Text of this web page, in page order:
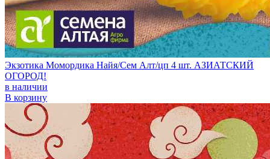
Экзотика Момордика Найя/Сем Алт/цп 4 шт. АЗИАТСКИЙ
ОГОРОД!
в наличии
В корзину